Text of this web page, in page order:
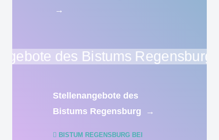
→
Stellenangebote des
Bistums Regensburg
→
BISTUM REGENSBURG BEI